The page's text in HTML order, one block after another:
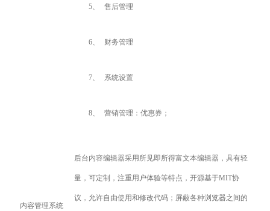
5、 售后管理
6、 财务管理
7、 系统设置
8、 营销管理：优惠券；
内容管理系统
后台内容编辑器采用所见即所得富文本编辑器，具有轻
量，可定制，注重用户体验等特点，开源基于MIT协
议，允许自由使用和修改代码；屏蔽各种浏览器之间的